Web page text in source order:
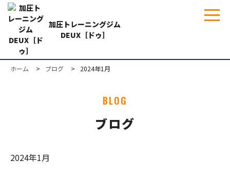
加圧トレーニングジム
DEUX［ドゥ］
ホーム ブログ 2024年1月
BLOG
ブログ
2024年1月